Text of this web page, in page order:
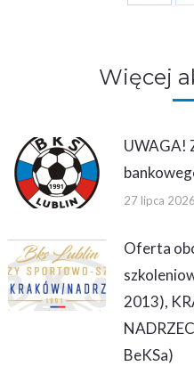
Więcej
UWAGA!
27 lipca 2026
Oferta
2013),
BeKSa)